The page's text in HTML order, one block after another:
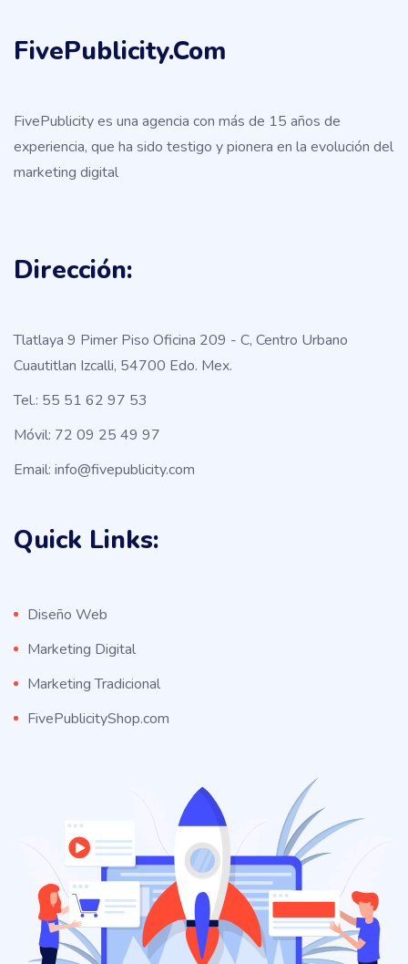
FivePublicity.com
FivePublicity es una agencia con más de 15 años de
experiencia, que ha sido testigo y pionera en la evolución del
marketing digital
Dirección:
Tlatlaya 9 Pimer Piso Oficina 209 - C, Centro Urbano
Cuautitlan Izcalli, 54700 Edo. Mex.
Tel.: 55 51 62 97 53
Móvil: 72 09 25 49 97
Email: info@fivepublicity.com
Quick Links:
Diseño Web
Marketing Digital
Marketing Tradicional
FivePublicityShop.com